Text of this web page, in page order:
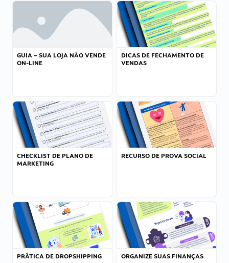
GUIA – SUA LOJA NÃO VENDE
ON-LINE
DICAS DE FECHAMENTO DE
VENDAS
CHECKLIST DE PLANO DE
MARKETING
RECURSO DE PROVA SOCIAL
PRÁTICA DE DROPSHIPPING ORGANIZE SUAS FINANÇAS